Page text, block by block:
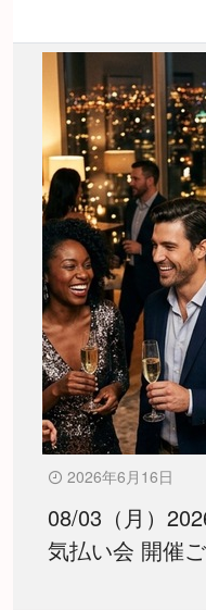
2026年6月16日
08/03（月）
気払い会 開催